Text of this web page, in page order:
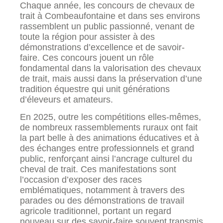
Chaque année, les concours de chevaux de
trait à Combeaufontaine et dans ses environs
rassemblent un public passionné, venant de
toute la région pour assister à des
démonstrations d’excellence et de savoir-
faire. Ces concours jouent un rôle
fondamental dans la valorisation des chevaux
de trait, mais aussi dans la préservation d’une
tradition équestre qui unit générations
d’éleveurs et amateurs.
En 2025, outre les compétitions elles-mêmes,
de nombreux rassemblements ruraux ont fait
la part belle à des animations éducatives et à
des échanges entre professionnels et grand
public, renforçant ainsi l’ancrage culturel du
cheval de trait. Ces manifestations sont
l’occasion d’exposer des races
emblématiques, notamment à travers des
parades ou des démonstrations de travail
agricole traditionnel, portant un regard